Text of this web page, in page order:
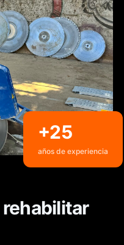
+25
años de experiencia
rehabilitar